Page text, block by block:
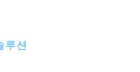
루션